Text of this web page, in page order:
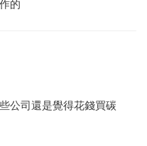
的
公司還是覺得花錢買碳